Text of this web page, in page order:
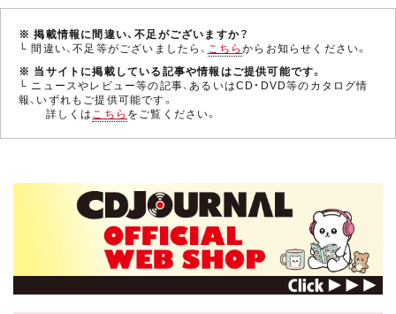
※ 掲載情報に間違い、不足がございますか？
└ 間違い、不足等がございましたら、 こちらからお知らせください。
※ 当サイトに掲載している記事や情報はご提供可能です。
└ ニュースやレビュー等の記事、あるいはCD・DVD等のカタログ情
報、いずれもご提供可能です。
詳しくはこちら をご覧ください。